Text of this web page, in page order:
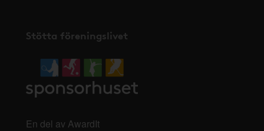
Stötta föreningslivet
En del av AwardIt